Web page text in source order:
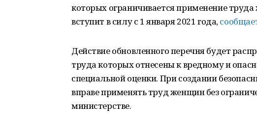
которых ограничивается применение
вступит в силу с 1 января 2021 года,
Действие обновленного перечня будет
труда которых отнесены к вредному и
специальной оценки. При создании
вправе применять труд женщин без
министерстве.